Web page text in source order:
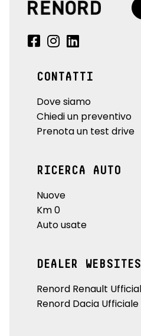
CONTATTI
Dove siamo
Chiedi un preventivo
Prenota un test drive
RICERCA AUTO
Nuove
Km 0
Auto usate
DEALER WEBSITES
Renord Renault
Renord Dacia Ufficiale